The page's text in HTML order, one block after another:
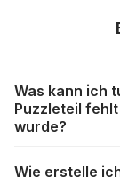
Was kann ich
Puzzleteil
wurde?
Wie erstelle